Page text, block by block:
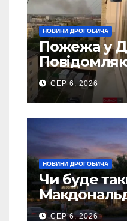
НОВИНИ ДРОГОБИЧА
Пожежа у
5 гаражів
СЕР 6, 2026
НОВИНИ ДРОГОБИЧА
Чи буде
СЕР 6, 2026